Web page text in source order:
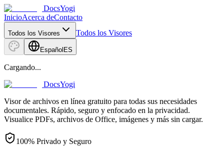
DocsYogi
InicioAcerca deContacto
Todos los Visores Todos los Visores
Español ES
Cargando...
DocsYogi
Visor de archivos en línea gratuito para todas sus necesidades
documentales. Rápido, seguro y enfocado en la privacidad.
Visualice PDFs, archivos de Office, imágenes y más sin cargar.
100% Privado y Seguro